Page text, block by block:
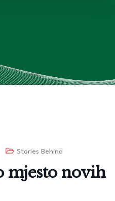
Stories Behind
mjesto novih